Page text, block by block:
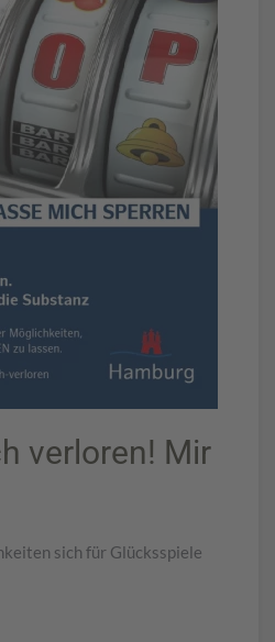
verloren! Mir
sich für Glücksspiele